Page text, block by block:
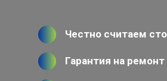
Честно считаем
Гарантия на